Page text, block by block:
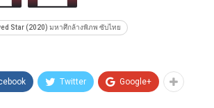
Star (2020) มหาศึกล้างพิภพ ซับไทย
Twitter Google+